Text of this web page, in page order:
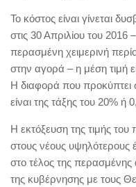
Το κόστος είναι γίνεται
στις 30 Απριλίου του 2016
περασμένη χειμερινή
στην αγορά – η μέση τιμή
Η διαφορά που προκύπτει
είναι της τάξης του 20% ή
Η εκτόξευση της τιμής του
στους νέους
στο τέλος της περασμένης
της κυβέρνησης με τους